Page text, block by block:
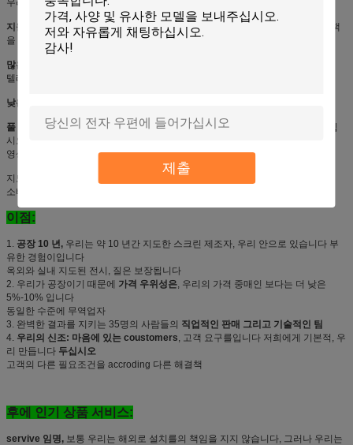
제출
우리는 옥외 지도한 스크린에 있는 부유한 경험이 있습니다.
지원 OEM/ODM 서비스및 개인화된 제공은 그리고 당신의 케이스를 위한 해결책
을 완료합니다
많은 놀이 파일 지원:
텔레비젼에서, VCD, DVD 등
낮은 작동 소음
풀 컬러:
1 지도한 램프, 우수한 색깔 성과에서 SMD3535 3를 채택하고 보여주십
시오
영상 베스트 및 현실의 내용
지도한 단위 및 장을 방수 처리하십시오; 쉬운 정비 & 임명; 관계되는 저출력
소비; 넓은 시야각
이점:
1. 공장 10 년, 우리는 약 10 년간 지도한 스크린 제조자, 우리 안으로 있습니다 부
유한 경험이입니다
옥외와 실내 지도된 전시, 질은 보장됩니다
2. 우리가 공장이기 때문에 가격 우위성은, 우리의 가격 중매인 보다는 더 낮은
5%-10% 입니다
동일한 수준에 무역업자
3. 완벽한 결과를 지키는 35명의 사람들의 직업적인 판매 그리고 기술적인 팀
4. 우리의 신조: 마음에 있는 coustomers, 고객 요구를입니다 저희에게 기본적, 우
리 만듭니다 두십시오
고객의 다른 필요조건을 accroding 다른 해결책
후에 인기 상품 서비스:
servive 임명, 보통 우리는 해외로 설치를의 책임을 지지 않습니다, 그러나 우리는